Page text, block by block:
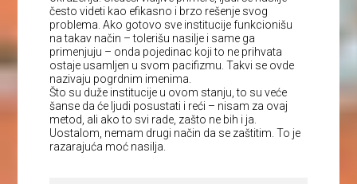
često videti kao efikasno i brzo rešenje svog
problema. Ako gotovo sve institucije funkcionišu
na takav način – tolerišu nasilje i same ga
primenjuju – onda pojedinac koji to ne prihvata
ostaje usamljen u svom pacifizmu. Takvi se ovde
nazivaju pogrdnim imenima.
Što su duže institucije u ovom stanju, to su veće
šanse da će ljudi posustati i reći – nisam za ovaj
metod, ali ako to svi rade, zašto ne bih i ja.
Uostalom, nemam drugi način da se zaštitim. To je
razarajuća moć nasilja.